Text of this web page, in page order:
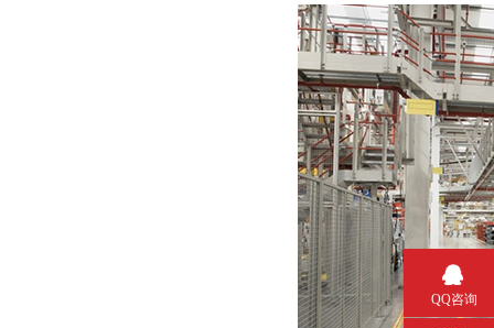
QQ咨询